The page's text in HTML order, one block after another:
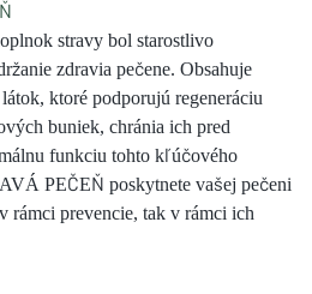
stravy bol starostlivo
zdravia pečene. Obsahuje
ktoré podporujú regeneráciu
buniek, chránia ich pred
funkciu tohto kľúčového
PEČEŇ poskytnete vašej pečeni
rámci prevencie, tak v rámci ich